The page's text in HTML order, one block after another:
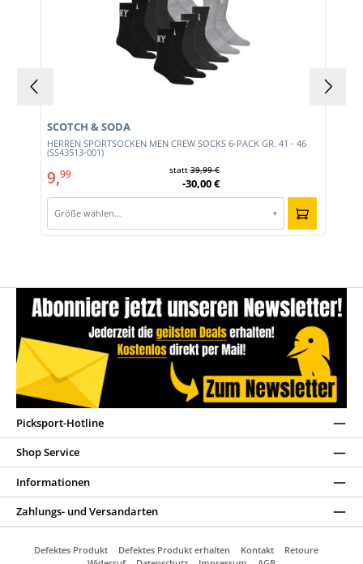
HERREN SPORTSOCKEN MEN CREW SOCKS 6-PACK GR. 41 - 46
(SS43513-001)
SCOTCH & SODA
9,99 statt39,99 €
-30,00 €
Größe wählen… ▾
Picksport-Hotline
Shop Service
Informationen
Zahlungs- und Versandarten
Defektes Produkt Defektes Produkt erhalten Kontakt
Retoure